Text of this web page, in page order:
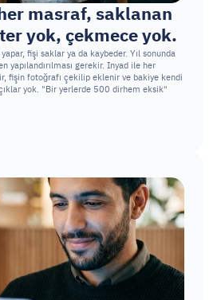
masraf, saklanan
yok, çekmece yok.
fişi saklar ya da kaybeder. Yıl sonunda
yapılandırılması gerekir. Inyad ile her
fişin fotoğrafı çekilip eklenir ve bakiye kendi
yok. "Bir yerlerde 500 dirhem eksik"